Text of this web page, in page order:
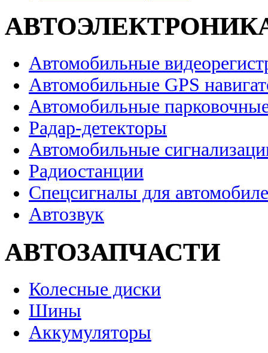
Автомобильные
Автомобильные GPS
Автомобильные
Радар-детекторы
Автомобильные
Радиостанции
Спецсигналы для
Автозвук
АВТОЗАПЧАСТИ
Колесные диски
Шины
Аккумуляторы